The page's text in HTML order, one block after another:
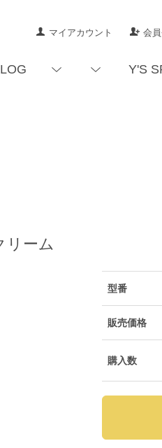
マイアカウント 会
Y'S
ーム
型番
販売価格
購入数